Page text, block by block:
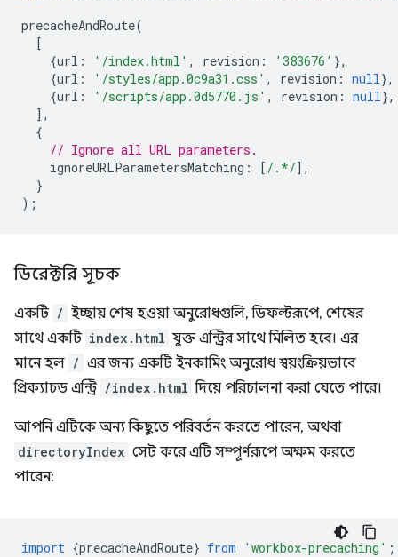
precacheAndRoute(
[
{url : '/index.html' , revision : '383676' },
{url : '/styles/app.0c9a31.css' , revision : null},
{url : '/scripts/app.0d5770.js' , revision : null},
],
{
// Ignore all URL parameters.
ignoreURLParametersMatching : [ /.*/],
}
);
ডিরেক্টরি সূচক
একটি / ইচ্ছায় শেষ হওয়া অনুরোধগুলি, ডিফল্টরূপে, শেষের
সাথে একটি index.html যুক্ত এন্ট্রির সাথে মিলিত হবে। এর
মানে হল / এর জন্য একটি ইনকামিং অনুরোধ স্বয়ংক্রিয়ভাবে
প্রিক্যাচড এন্ট্রি /index.html দিয়ে পরিচালনা করা যেতে পারে।
আপনি এটিকে অন্য কিছুতে পরিবর্তন করতে পারেন, অথবা
directoryIndex সেট করে এটি সম্পূর্ণরূপে অক্ষম করতে
পারেন:
import {precacheAndRoute} from 'workbox-precaching' ;